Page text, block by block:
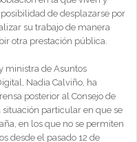
de desplazarse por
su trabajo de manera
otra prestación pública.
ministra de Asuntos
Nadia Calviño, ha
posterior al Consejo de
particular en que se
en los que no se permiten
desde el pasado 12 de